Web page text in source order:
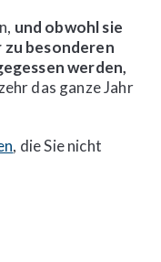
und obwohl sie
besonderen
werden,
das ganze Jahr
, die Sie nicht